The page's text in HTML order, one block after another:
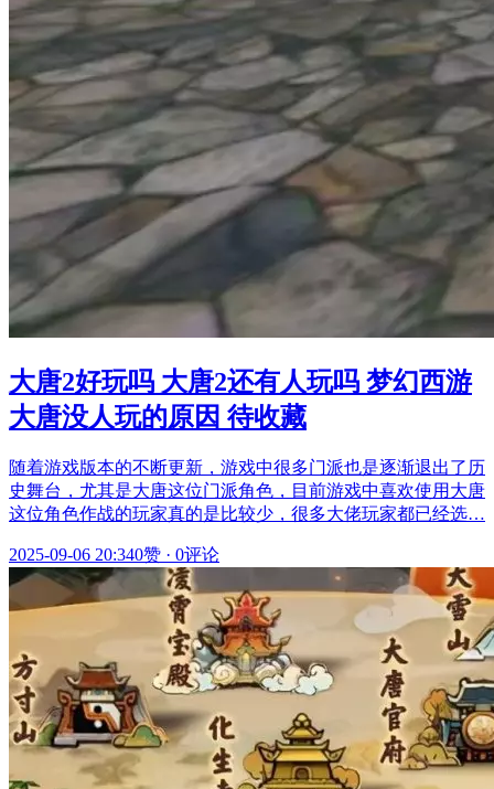
大唐2好玩吗 大唐2还有人玩吗 梦幻西游
大唐没人玩的原因 待收藏
随着游戏版本的不断更新，游戏中很多门派也是逐渐退出了历
史舞台，尤其是大唐这位门派角色，目前游戏中喜欢使用大唐
这位角色作战的玩家真的是比较少，很多大佬玩家都已经选…
2025-09-06 20:340赞 · 0评论